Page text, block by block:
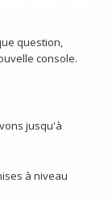
question,
console.
jusqu'à
à niveau